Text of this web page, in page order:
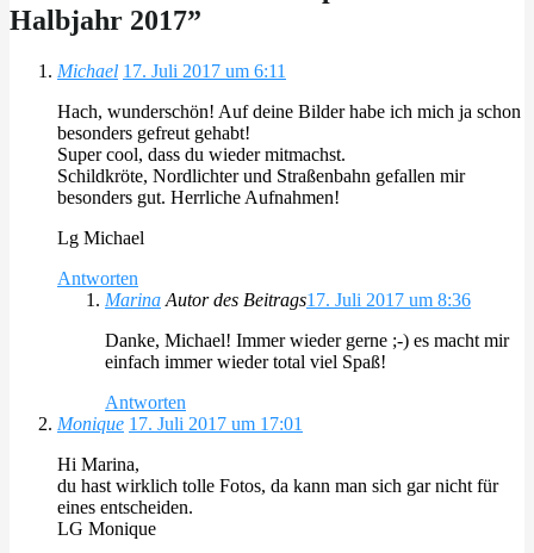
Halbjahr 2017”
Michael 17. Juli 2017 um 6:11
Hach, wunderschön! Auf deine Bilder habe ich mich ja schon
besonders gefreut gehabt!
Super cool, dass du wieder mitmachst.
Schildkröte, Nordlichter und Straßenbahn gefallen mir
besonders gut. Herrliche Aufnahmen!
Lg Michael
Antworten
Marina Autor des Beitrags17. Juli 2017 um 8:36
Danke, Michael! Immer wieder gerne ;-) es macht mir
einfach immer wieder total viel Spaß!
Antworten
Monique 17. Juli 2017 um 17:01
Hi Marina,
du hast wirklich tolle Fotos, da kann man sich gar nicht für
eines entscheiden.
LG Monique